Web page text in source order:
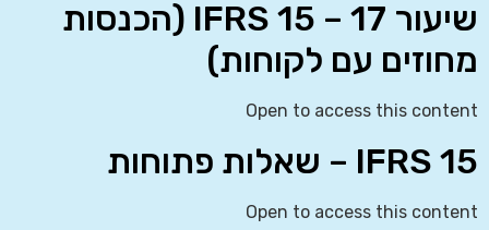
שיעור 17 – IFRS 15 (הכנסות
מחוזים עם לקוחות)
Open to access this content
IFRS 15 – שאלות פתוחות
Open to access this content